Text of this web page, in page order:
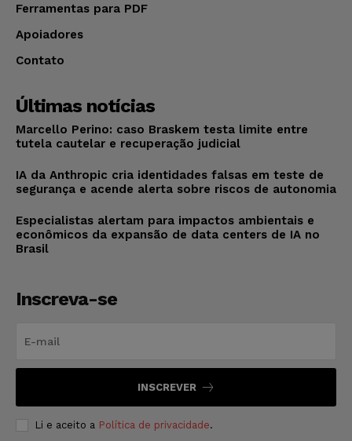
Ferramentas para PDF
Apoiadores
Contato
Últimas notícias
Marcello Perino: caso Braskem testa limite entre
tutela cautelar e recuperação judicial
IA da Anthropic cria identidades falsas em teste de
segurança e acende alerta sobre riscos de autonomia
Especialistas alertam para impactos ambientais e
econômicos da expansão de data centers de IA no
Brasil
Inscreva-se
INSCREVER
Li e aceito a Política de privacidade.